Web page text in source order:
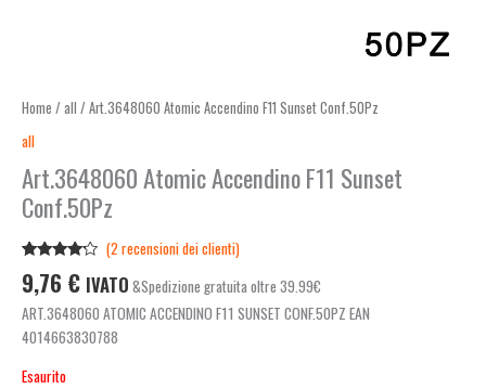
Home / all / Art.3648060 Atomic Accendino F11 Sunset Conf.50Pz
all
Art.3648060 Atomic Accendino F11 Sunset
Conf.50Pz
4.00 su
5 su
base di
(2 recensioni dei clienti)
9,76 € IVATO &Spedizione gratuita oltre 39.99€
ART.3648060 ATOMIC ACCENDINO F11 SUNSET CONF.50PZ EAN
4014663830788
Esaurito